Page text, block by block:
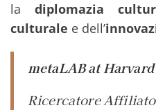
la diplomazia
culturale e dell’
metaLAB at
Ricercatore Affiliato